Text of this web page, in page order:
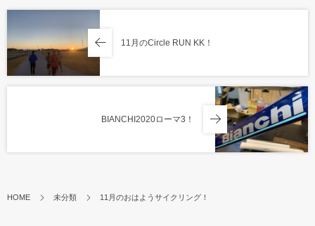
11月のCircle RUN KK！
BIANCHI2020ローマ3！
HOME 未分類 11月のおはようサイクリング！